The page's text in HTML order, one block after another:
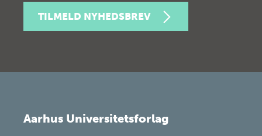
TILMELD NYHEDSBREV
Aarhus Universitetsforlag